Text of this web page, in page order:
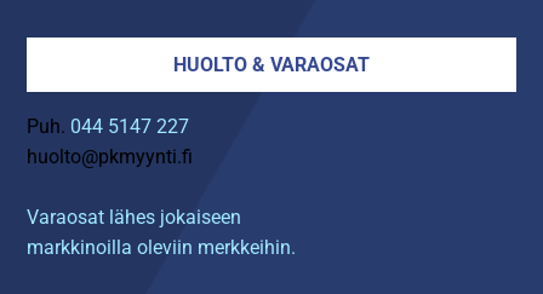
HUOLTO & VARAOSAT
Puh. 044 5147 227
huolto@pkmyynti.fi
Varaosat lähes jokaiseen
markkinoilla oleviin merkkeihin.